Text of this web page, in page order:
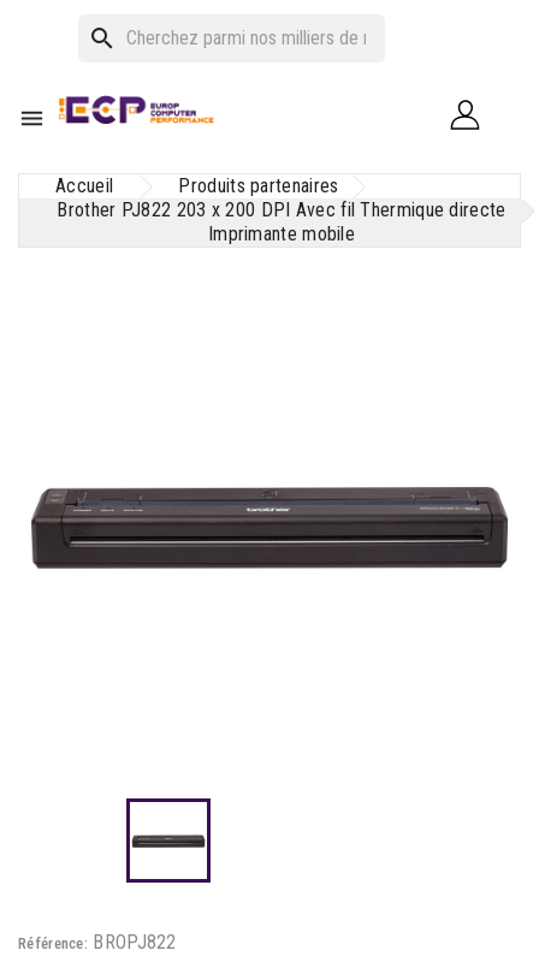
search

Accueil
Produits partenaires
Brother PJ822 203 x 200 DPI Avec fil Thermique directe
Imprimante mobile
Référence: BROPJ822